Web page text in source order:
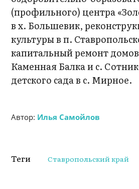
(профильного) центра
в х. Большевик,
культуры в п.
капитальный ремонт домов
Каменная Балка и с.
детского сада в с. Мирное.
Автор: Илья Самойлов
Теги Ставропольский край